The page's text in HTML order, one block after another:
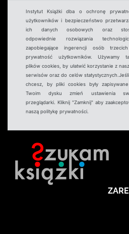
Instytut Książki dba o ochronę
użytkowników i bezpieczeństwo
ich danych osobowych oraz
odpowiednie rozwiązania
zapobiegające ingerencji osób
prywatność użytkowników. Używamy
plików cookies, by ułatwić korzystanie z
serwisów oraz do celów
chcesz, by pliki cookies były
Twoim dysku zmień ustawienia
przeglądarki. Kliknij "Zamknij" aby
naszą politykę prywatności.